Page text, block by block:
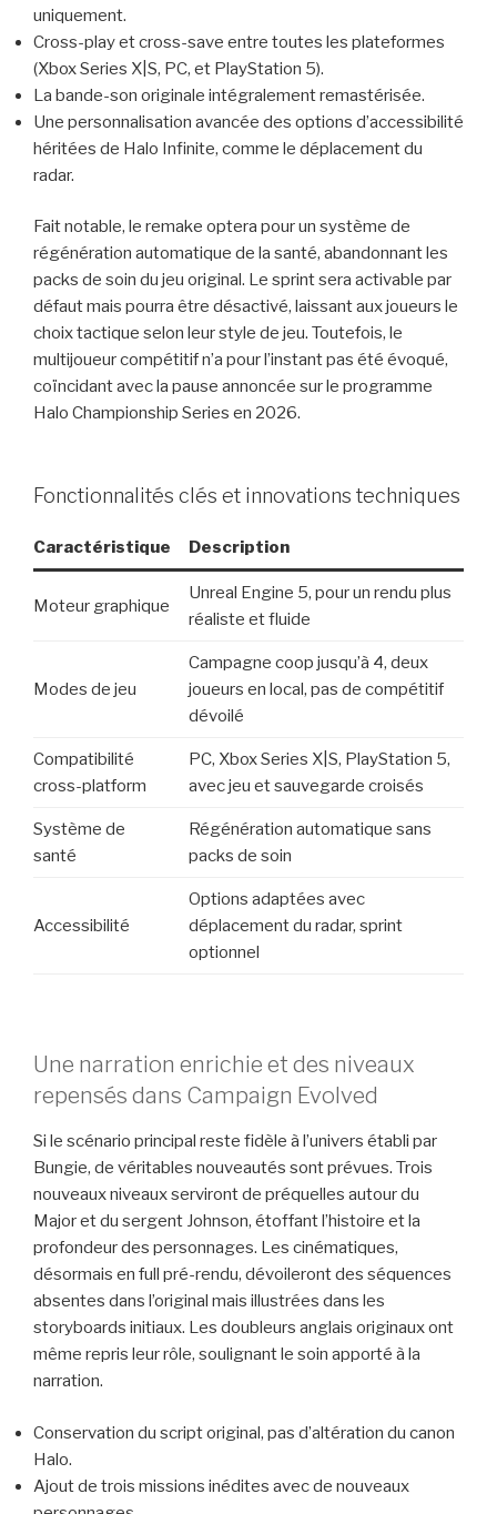
uniquement.
Cross-play et cross-save entre toutes les plateformes
(Xbox Series X|S, PC, et PlayStation 5).
La bande-son originale intégralement remastérisée.
Une personnalisation avancée des options d’accessibilité
héritées de Halo Infinite, comme le déplacement du
radar.
Fait notable, le remake optera pour un système de
régénération automatique de la santé, abandonnant les
packs de soin du jeu original. Le sprint sera activable par
défaut mais pourra être désactivé, laissant aux joueurs le
choix tactique selon leur style de jeu. Toutefois, le
multijoueur compétitif n’a pour l’instant pas été évoqué,
coïncidant avec la pause annoncée sur le programme
Halo Championship Series en 2026.
Fonctionnalités clés et innovations techniques
Caractéristique Description
Moteur graphique
Unreal Engine 5, pour un rendu plus
réaliste et fluide
Modes de jeu
Campagne coop jusqu’à 4, deux
joueurs en local, pas de compétitif
dévoilé
Compatibilité
cross-platform
PC, Xbox Series X|S, PlayStation 5,
avec jeu et sauvegarde croisés
Système de
santé
Régénération automatique sans
packs de soin
Accessibilité
Options adaptées avec
déplacement du radar, sprint
optionnel
Une narration enrichie et des niveaux
repensés dans Campaign Evolved
Si le scénario principal reste fidèle à l’univers établi par
Bungie, de véritables nouveautés sont prévues. Trois
nouveaux niveaux serviront de préquelles autour du
Major et du sergent Johnson, étoffant l’histoire et la
profondeur des personnages. Les cinématiques,
désormais en full pré-rendu, dévoileront des séquences
absentes dans l’original mais illustrées dans les
storyboards initiaux. Les doubleurs anglais originaux ont
même repris leur rôle, soulignant le soin apporté à la
narration.
Conservation du script original, pas d’altération du canon
Halo.
Ajout de trois missions inédites avec de nouveaux